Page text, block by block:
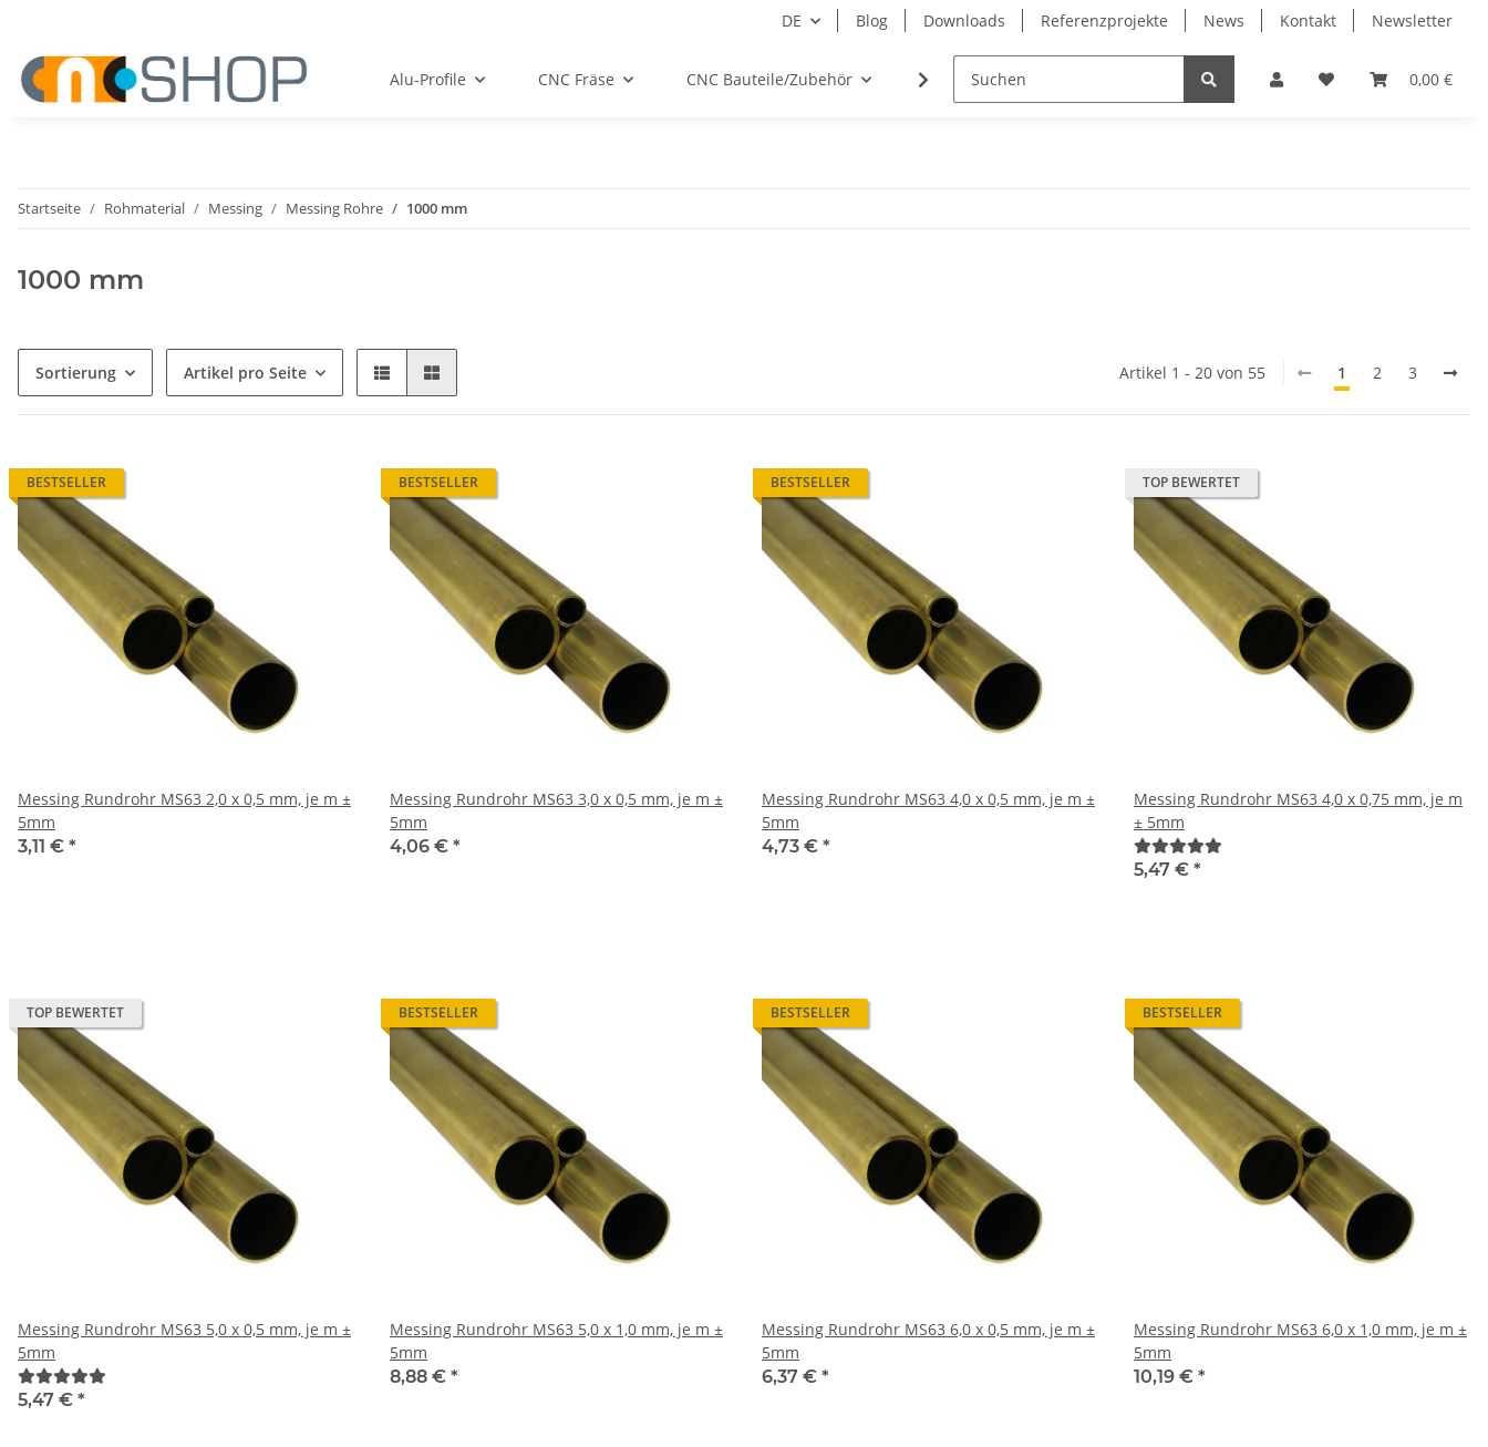
DE Blog Downloads Referenzprojekte News Kontakt Newsletter
0,00 €
Alu-Profile CNC Fräse CNC Bauteile/Zubehör Elektro Lagertechnik Lineartechnik
Startseite Rohmaterial Messing Messing Rohre 1000 mm
1000 mm
Sortierung Artikel pro Seite Artikel 1 - 20 von 55 1 2 3
BESTSELLER
Messing Rundrohr MS63 2,0 x 0,5 mm, je m ±
5mm
3,11 € *
BESTSELLER
Messing Rundrohr MS63 3,0 x 0,5 mm, je m ±
5mm
4,06 € *
BESTSELLER
Messing Rundrohr MS63 4,0 x 0,5 mm, je m ±
5mm
4,73 € *
TOP BEWERTET
Messing Rundrohr MS63 4,0 x 0,75 mm, je m
± 5mm
5,47 € *
TOP BEWERTET
Messing Rundrohr MS63 5,0 x 0,5 mm, je m ±
5mm
5,47 € *
BESTSELLER
Messing Rundrohr MS63 5,0 x 1,0 mm, je m ±
5mm
8,88 € *
BESTSELLER
Messing Rundrohr MS63 6,0 x 0,5 mm, je m ±
5mm
6,37 € *
BESTSELLER
Messing Rundrohr MS63 6,0 x 1,0 mm, je m ±
5mm
10,19 € *